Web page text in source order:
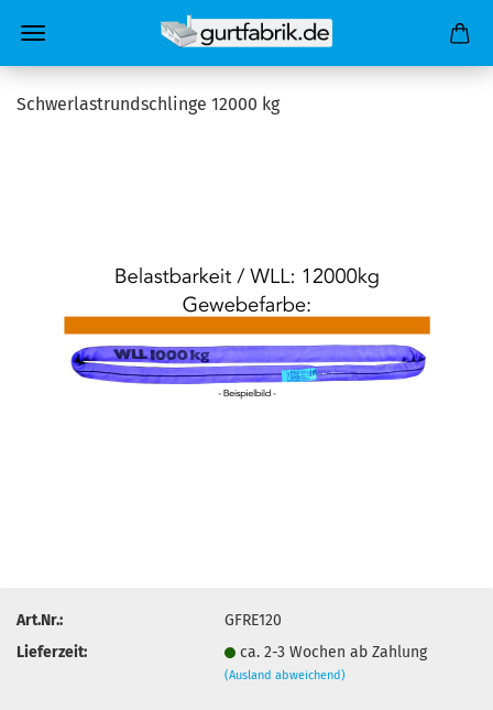
Schwerlastrundschlinge 12000 kg
Art.Nr.:
GFRE120
Lieferzeit:
ca. 2-3 Wochen ab Zahlung
(Ausland abweichend)